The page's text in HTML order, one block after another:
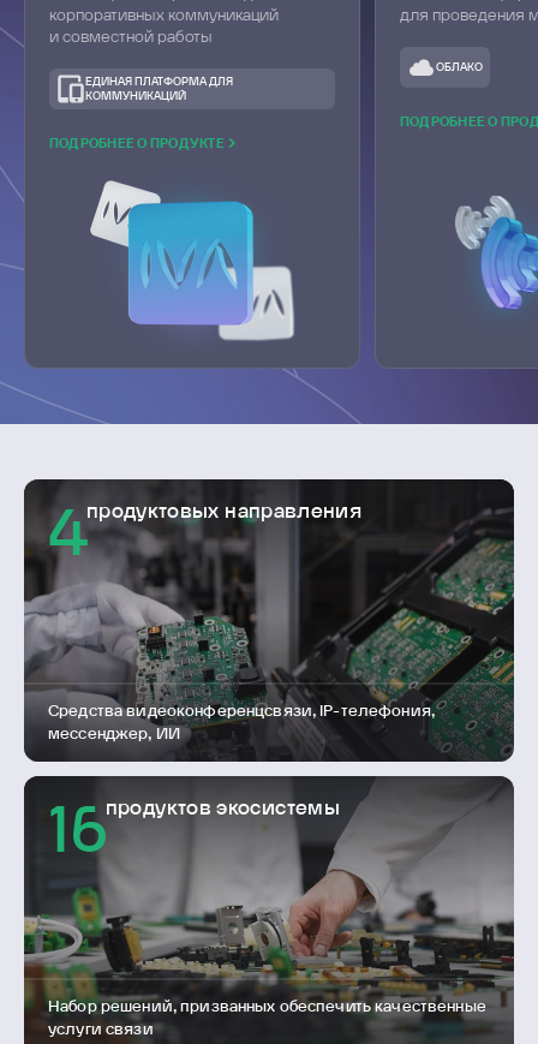
корпоративных коммуникаций
и совместной работы
ЕДИНАЯ ПЛАТФОРМА ДЛЯ
КОММУНИКАЦИЙ
ПОДРОБНЕЕ О ПРОДУКТЕ
для проведения
ОБЛАКО
ПОДРОБНЕЕ О
4продуктовых направления
Средства видеоконференцсвязи, IP-телефония,
мессенджер, ИИ
16продуктов экосистемы
Набор решений, призванных обеспечить качественные
услуги связи